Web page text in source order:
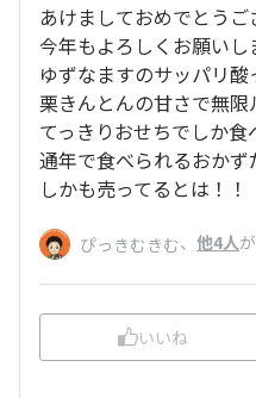
あけましておめでとうご
今年もよろしくお願いし
ゆずなますのサッパリ酸
栗きんとんの甘さで無
てっきりおせちでしか食
通年で食べられるおかず
しかも売ってるとは！！
ぴっきむきむ、 他4人
いいね